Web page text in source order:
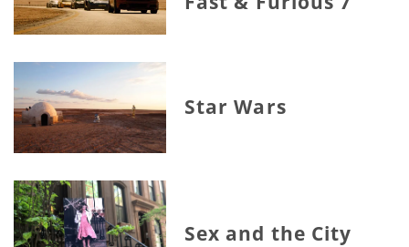
Star Wars
Sex and the City